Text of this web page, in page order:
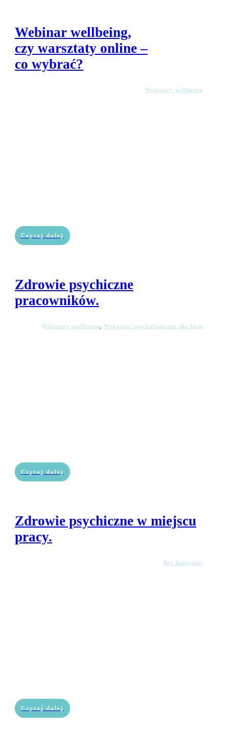
Webinar wellbeing,
czy warsztaty online –
co wybrać?
Webinary wellbeing
Czytaj dalej
Zdrowie psychiczne
pracowników.
Webinary wellbeing Wsparcie psychologiczne dla firm
Czytaj dalej
Zdrowie psychiczne w miejscu
pracy.
Bez kategorii
Czytaj dalej